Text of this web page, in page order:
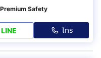
Safety
LINE โทร